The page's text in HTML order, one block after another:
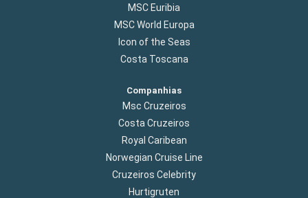
MSC Euribia
MSC World Europa
Icon of the Seas
Costa Toscana
Companhias
Msc Cruzeiros
Costa Cruzeiros
Royal Caribean
Norwegian Cruise Line
Cruzeiros Celebrity
Hurtigruten